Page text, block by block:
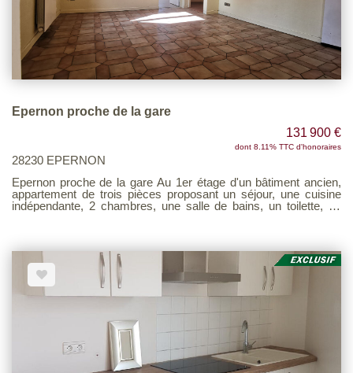
Epernon proche de la gare
131 900 €
dont 8.11% TTC d'honoraires
28230 EPERNON
Epernon proche de la gare Au 1er étage d'un bâtiment ancien,
appartement de trois pièces proposant un séjour, une cuisine
indépendante, 2 chambres, une salle de bains, un toilette, un
9 du Barème d'honoraires consultable sur notre site